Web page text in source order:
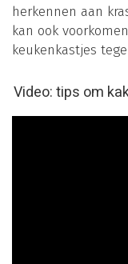
herkennen aan
kan ook
keukenkastjes
Video: tips om